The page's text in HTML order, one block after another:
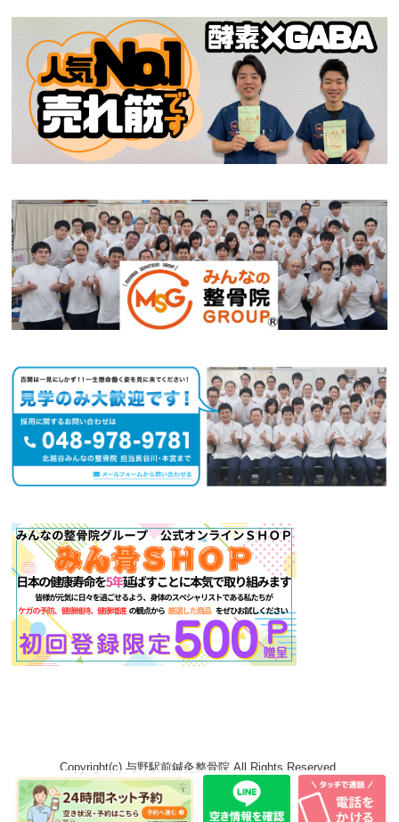
Copyright(c) 与野駅前鍼灸整骨院 All Rights Reserved.